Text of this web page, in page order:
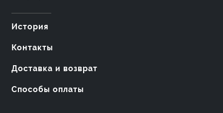
История
Контакты
Доставка и возврат
Способы оплаты